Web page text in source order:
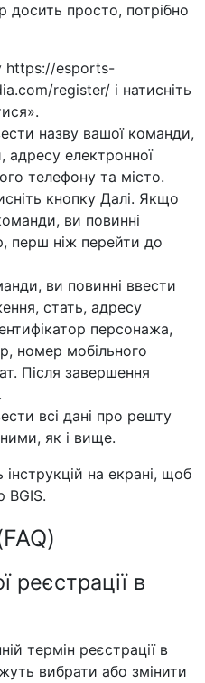
досить просто, потрібно
https://esports-
register/ і натисніть
назву вашої команди,
адресу електронної
телефону та місто.
кнопку Далі. Якщо
ви повинні
перш ніж перейти до
ви повинні ввести
стать, адресу
персонажа,
номер мобільного
Після завершення
всі дані про решту
як і вище.
на екрані, щоб
BGIS.
реєстрації в
термін реєстрації в
вибрати або змінити